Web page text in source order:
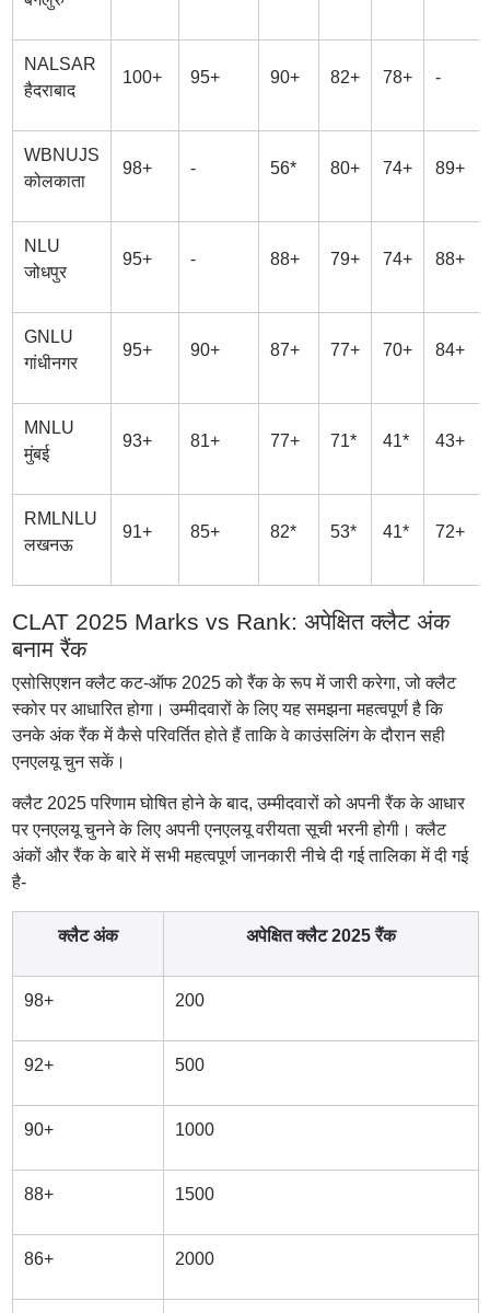
NALSAR
हैदराबाद
100+ 95+ 90+ 82+ 78+ -
WBNUJS
कोलकाता
98+ - 56* 80+ 74+ 89+
NLU
जोधपुर
95+ - 88+ 79+ 74+ 88+
GNLU
गांधीनगर
95+ 90+ 87+ 77+ 70+ 84+
MNLU
मुंबई
93+ 81+ 77+ 71* 41* 43+
RMLNLU
लखनऊ
91+ 85+ 82* 53* 41* 72+
CLAT 2025 Marks vs Rank: अपेक्षित क्लैट अंक
बनाम रैंक
एसोसिएशन क्लैट कट-ऑफ 2025 को रैंक के रूप में जारी करेगा, जो क्लैट
स्कोर पर आधारित होगा। उम्मीदवारों के लिए यह समझना महत्वपूर्ण है कि
उनके अंक रैंक में कैसे परिवर्तित होते हैं ताकि वे काउंसलिंग के दौरान सही
एनएलयू चुन सकें।
क्लैट 2025 परिणाम घोषित होने के बाद, उम्मीदवारों को अपनी रैंक के आधार
पर एनएलयू चुनने के लिए अपनी एनएलयू वरीयता सूची भरनी होगी। क्लैट
अंकों और रैंक के बारे में सभी महत्वपूर्ण जानकारी नीचे दी गई तालिका में दी गई
है-
क्लैट अंक अपेक्षित क्लैट 2025 रैंक
98+ 200
92+ 500
90+ 1000
88+ 1500
86+ 2000